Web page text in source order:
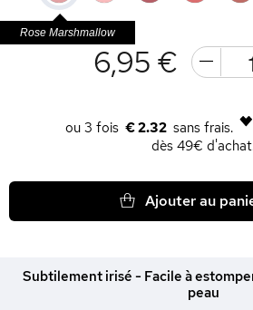
6,95 €
€ 2.32
dès 49€
Ajouter au
Subtilement irisé - Facile à
peau
Rose Marshmallow